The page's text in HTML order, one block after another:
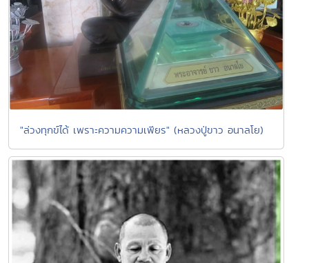
"ล่วงทุกข์ได้ เพราะความความเพียร" (หลวงปู่ขาว อนาลโย)